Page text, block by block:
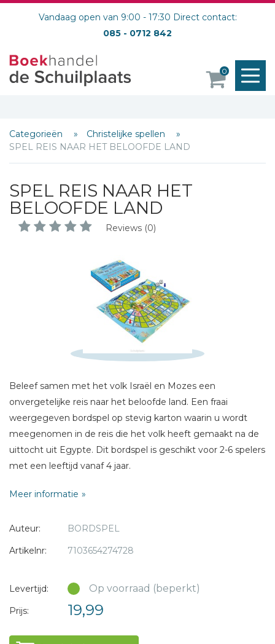
Vandaag open van 9:00 - 17:30 Direct contact:
085 - 0712 842
0
Categorieën
Christelijke spellen
SPEL REIS NAAR HET BELOOFDE LAND
SPEL REIS NAAR HET
BELOOFDE LAND
Reviews (0)
Beleef samen met het volk Israël en Mozes een
onvergetelijke reis naar het beloofde land. Een fraai
weergegeven bordspel op stevig karton waarin u wordt
meegenomen in de reis die het volk heeft gemaakt na de
uittocht uit Egypte. Dit bordspel is geschikt voor 2-6 spelers
met een leeftijd vanaf 4 jaar.
Meer informatie
Auteur:
BORDSPEL
Artikelnr:
7103654274728
Levertijd: Op voorraad (beperkt)
Prijs: 19,99